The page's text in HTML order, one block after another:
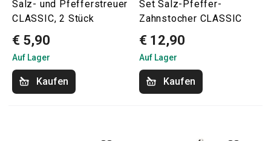
Salz- und Pfefferstreuer
CLASSIC, 2 Stück
€ 5,90
Auf Lager
Kaufen
Set Salz-Pfeffer-
Zahnstocher CLASSIC
€ 12,90
Auf Lager
Kaufen